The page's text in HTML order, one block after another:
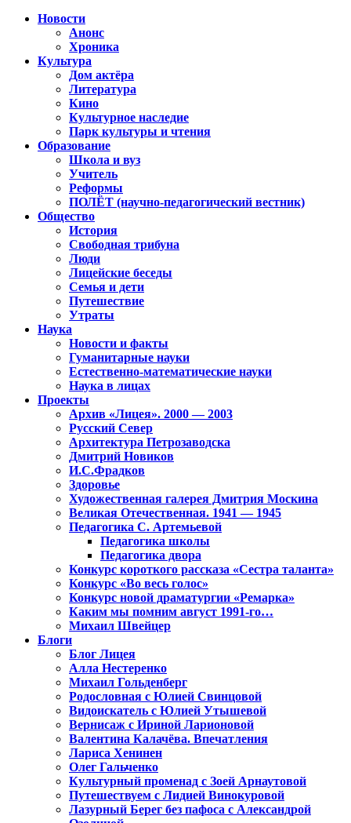
Новости
Анонс
Хроника
Культура
Дом актёра
Литература
Кино
Культурное наследие
Парк культуры и чтения
Образование
Школа и вуз
Учитель
Реформы
ПОЛЁТ (научно-педагогический вестник)
Общество
История
Свободная трибуна
Люди
Лицейские беседы
Семья и дети
Путешествие
Утраты
Наука
Новости и факты
Гуманитарные науки
Естественно-математические науки
Наука в лицах
Проекты
Архив «Лицея». 2000 — 2003
Русский Север
Архитектура Петрозаводска
Дмитрий Новиков
И.С.Фрадков
Здоровье
Художественная галерея Дмитрия Москина
Великая Отечественная. 1941 — 1945
Педагогика С. Артемьевой
Педагогика школы
Педагогика двора
Конкурс короткого рассказа «Сестра таланта»
Конкурс «Во весь голос»
Конкурс новой драматургии «Ремарка»
Каким мы помним август 1991-го…
Михаил Швейцер
Блоги
Блог Лицея
Алла Нестеренко
Михаил Гольденберг
Родословная с Юлией Свинцовой
Видоискатель с Юлией Утышевой
Вернисаж с Ириной Ларионовой
Валентина Калачёва. Впечатления
Лариса Хенинен
Олег Гальченко
Культурный променад с Зоей Арнаутовой
Путешествуем с Лидией Винокуровой
Лазурный Берег без пафоса с Александрой